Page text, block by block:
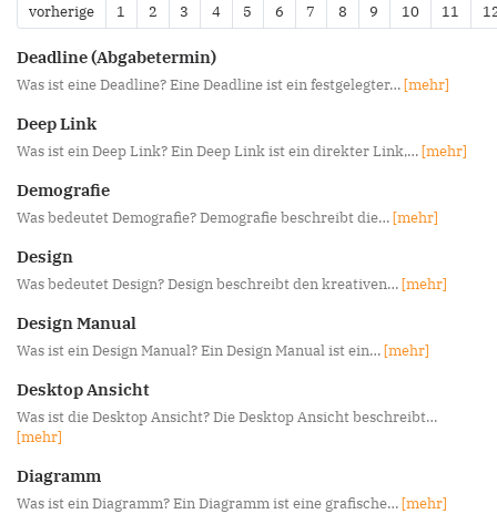
vorherige 1 2 3 4 5 6 7 8 9 10 11
Deadline (Abgabetermin)
Was ist eine Deadline? Eine Deadline ist ein festgelegter…[mehr]
Deep Link
Was ist ein Deep Link? Ein Deep Link ist ein direkter Link,…[mehr]
Demografie
Was bedeutet Demografie? Demografie beschreibt die…[mehr]
Design
Was bedeutet Design? Design beschreibt den kreativen…[mehr]
Design Manual
Was ist ein Design Manual? Ein Design Manual ist ein…[mehr]
Desktop Ansicht
Was ist die Desktop Ansicht? Die Desktop Ansicht beschreibt…
[mehr]
Diagramm
Was ist ein Diagramm? Ein Diagramm ist eine grafische…[mehr]